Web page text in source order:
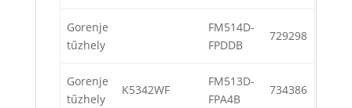
Gorenje
tűzhely
FM514D-
FPDDB
729298
Gorenje
tűzhely
K5342WF
FM513D-
FPA4B
734386